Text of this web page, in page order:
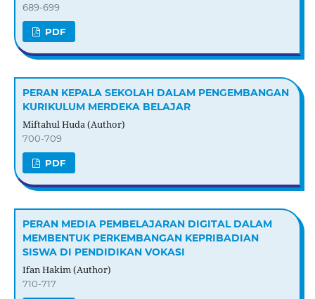
689-699
PDF
PERAN KEPALA SEKOLAH DALAM PENGEMBANGAN
KURIKULUM MERDEKA BELAJAR
Miftahul Huda (Author)
700-709
PDF
PERAN MEDIA PEMBELAJARAN DIGITAL DALAM
MEMBENTUK PERKEMBANGAN KEPRIBADIAN
SISWA DI PENDIDIKAN VOKASI
Ifan Hakim (Author)
710-717